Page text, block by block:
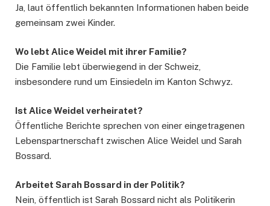
Ja, laut öffentlich bekannten Informationen haben beide
gemeinsam zwei Kinder.
Wo lebt Alice Weidel mit ihrer Familie?
Die Familie lebt überwiegend in der Schweiz,
insbesondere rund um Einsiedeln im Kanton Schwyz.
Ist Alice Weidel verheiratet?
Öffentliche Berichte sprechen von einer eingetragenen
Lebenspartnerschaft zwischen Alice Weidel und Sarah
Bossard.
Arbeitet Sarah Bossard in der Politik?
Nein, öffentlich ist Sarah Bossard nicht als Politikerin